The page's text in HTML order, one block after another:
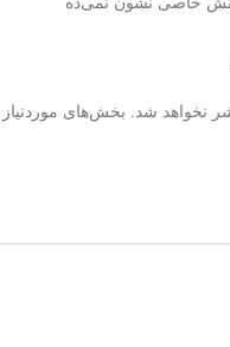
نخواهد شد.
بخش‌های